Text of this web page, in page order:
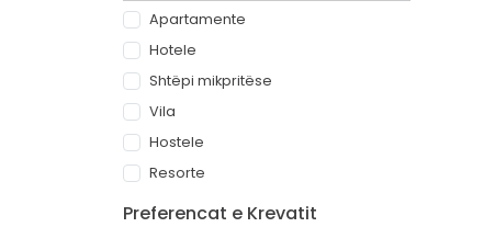
Apartamente
Hotele
Shtëpi mikpritëse
Vila
Hostele
Resorte
Preferencat e Krevatit